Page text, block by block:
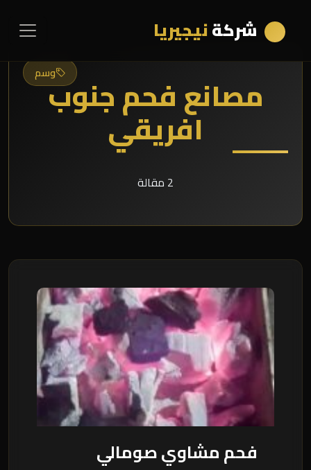
شركةنيجيريا
وسممصانع فحم جنوب
افريقي
2 مقالة
فحم مشاوي صومالي